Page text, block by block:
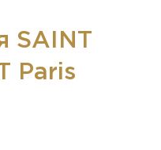
SAINT
Paris